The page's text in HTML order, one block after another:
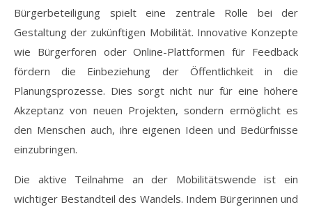
Bürgerbeteiligung spielt eine zentrale Rolle bei der
Gestaltung der zukünftigen Mobilität. Innovative Konzepte
wie Bürgerforen oder Online-Plattformen für Feedback
fördern die Einbeziehung der Öffentlichkeit in die
Planungsprozesse. Dies sorgt nicht nur für eine höhere
Akzeptanz von neuen Projekten, sondern ermöglicht es
den Menschen auch, ihre eigenen Ideen und Bedürfnisse
einzubringen.
Die aktive Teilnahme an der Mobilitätswende ist ein
wichtiger Bestandteil des Wandels. Indem Bürgerinnen und